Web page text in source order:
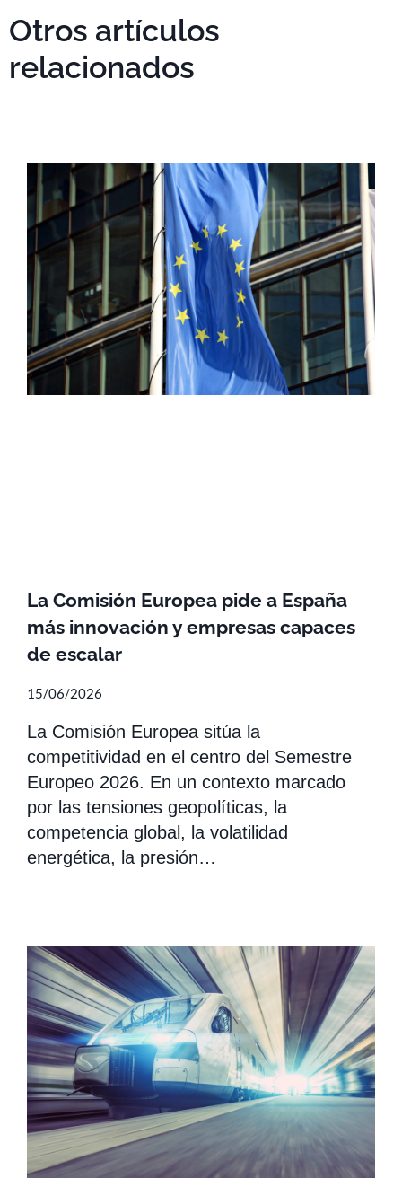
Otros artículos
relacionados
La Comisión Europea pide a España
más innovación y empresas capaces
de escalar
15/06/2026
La Comisión Europea sitúa la
competitividad en el centro del Semestre
Europeo 2026. En un contexto marcado
por las tensiones geopolíticas, la
competencia global, la volatilidad
energética, la presión…